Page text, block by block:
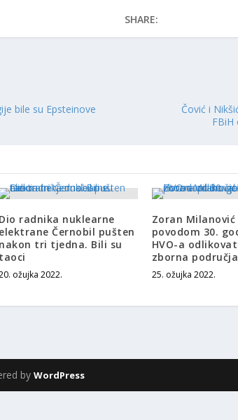
SHARE:
bile su Epsteinove
Čović i
Dio radnika nuklearne
elektrane Černobil pušten
nakon tri tjedna. Bili su
taoci
ožujka 2022.
Zoran Milanović
povodom 30.
HVO-a
zborna
25. ožujka 2022.
byWordPress